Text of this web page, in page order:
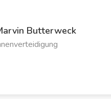
Butterweck